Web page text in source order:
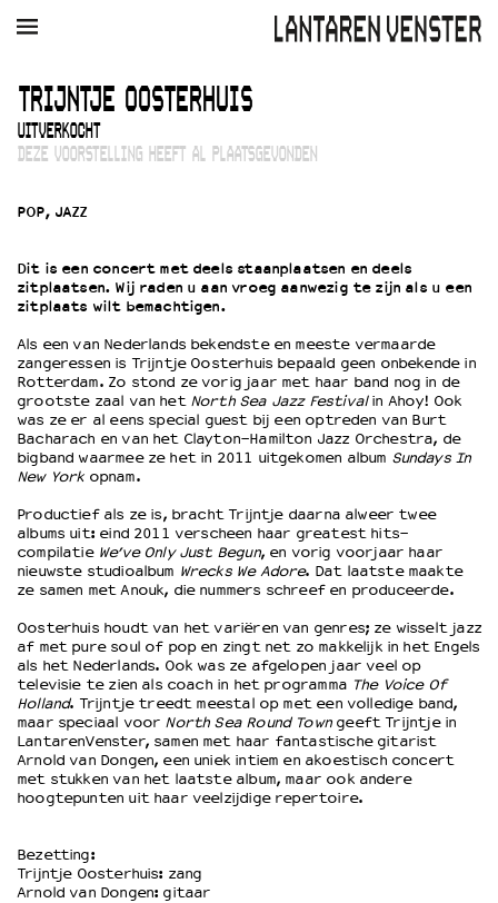
AGENDA FILM MUZIEK RESTAURANT
Winkelmandje
Zoek
Openingstijden & contact
Kaartverkoop
EDUCATIE
Schoolvoorstellingen
Filmprogramma’s Primair Onderwijs
Filmprogramma’s VO/MBO
Speciale educatieprogramma’s
OVER LANTARENVENSTER
Wat we doen
Wie is wie
Word vriend
Historie
Partners
Huisregels
Privacyverklaring
Integriteits- en gedragscode
Culturele boycot Israël
Ruimte voor artistieke vrijheid – VNPF
TRIJNTJE OOSTERHUIS
UITVERKOCHT
DEZE VOORSTELLING HEEFT AL PLAATSGEVONDEN
POP, JAZZ
Dit is een concert met deels staanplaatsen en deels
zitplaatsen. Wij raden u aan vroeg aanwezig te zijn als u een
zitplaats wilt bemachtigen.
Als een van Nederlands bekendste en meeste vermaarde
zangeressen is Trijntje Oosterhuis bepaald geen onbekende in
Rotterdam. Zo stond ze vorig jaar met haar band nog in de
grootste zaal van het North Sea Jazz Festivalin Ahoy! Ook
was ze er al eens special guest bij een optreden van Burt
Bacharach en van het Clayton-Hamilton Jazz Orchestra, de
bigband waarmee ze het in 2011 uitgekomen album Sundays In
New Yorkopnam.
Productief als ze is, bracht Trijntje daarna alweer twee
albums uit: eind 2011 verscheen haar greatest hits-
compilatie We’ve Only Just Begun, en vorig voorjaar haar
nieuwste studioalbum Wrecks We Adore. Dat laatste maakte
ze samen met Anouk, die nummers schreef en produceerde.
Oosterhuis houdt van het variëren van genres; ze wisselt jazz
af met pure soul of pop en zingt net zo makkelijk in het Engels
als het Nederlands. Ook was ze afgelopen jaar veel op
televisie te zien als coach in het programma The Voice Of
Holland. Trijntje treedt meestal op met een volledige band,
maar speciaal voor North Sea Round Towngeeft Trijntje in
LantarenVenster, samen met haar fantastische gitarist
Arnold van Dongen, een uniek intiem en akoestisch concert
met stukken van het laatste album, maar ook andere
hoogtepunten uit haar veelzijdige repertoire.
Bezetting:
Trijntje Oosterhuis: zang
Arnold van Dongen: gitaar